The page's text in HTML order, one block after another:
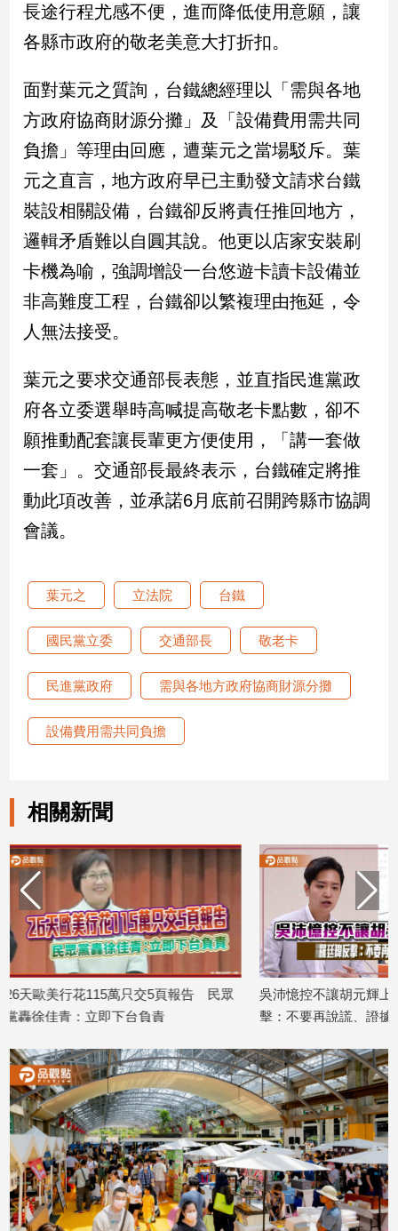
兩
岸/
際
會/
地
方
新
冠
毒
專
區
台
灣
觀
點
台
灣
觀
娛
樂
樂
星
聞
時
尚
追
星
生
建
築/
內
設
計
旅
遊/
美
食
星
座/
長途行程尤感不便，進而降低使用意願，讓
各縣市政府的敬老美意大打折扣。
面對葉元之質詢，台鐵總經理以「需與各地
方政府協商財源分攤」及「設備費用需共同
負擔」等理由回應，遭葉元之當場駁斥。葉
元之直言，地方政府早已主動發文請求台鐵
裝設相關設備，台鐵卻反將責任推回地方，
邏輯矛盾難以自圓其說。他更以店家安裝刷
卡機為喻，強調增設一台悠遊卡讀卡設備並
非高難度工程，台鐵卻以繁複理由拖延，令
人無法接受。
葉元之要求交通部長表態，並直指民進黨政
府各立委選舉時高喊提高敬老卡點數，卻不
願推動配套讓長輩更方便使用，「講一套做
一套」。交通部長最終表示，台鐵確定將推
動此項改善，並承諾6月底前召開跨縣市協調
會議。
葉元之 立法院 台鐵
國民黨立委 交通部長 敬老卡
民進黨政府 需與各地方政府協商財源分攤
設備費用需共同負擔
相關新聞
報告 民眾
吳沛憶控不讓胡元輝上台 羅廷瑋反
擊：不要再說謊、證據攤開會很難看
李退之
委會雙